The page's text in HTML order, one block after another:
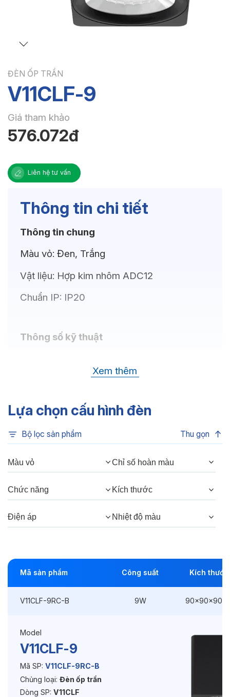
ĐÈN ỐP TRẦN
V11CLF-9
Giá tham khảo
576.072đ
Liên hệ tư vấn
Thông tin chi tiết
Thông tin chung
Màu vỏ: Đen, Trắng
Vật liệu: Hợp kim nhôm ADC12
Chuẩn IP: IP20
Thông số kỹ thuật
3CCT, 4000K, 6500K,
Chỉ số hoàn màu: CRI80
Quang thông:990lm(N), 990lm(C),
Thông số Điện & Lắp đặt
Kiểu lắp đặt:Lắp nổi
Điện áp:220VAC, 50Hz
Độ bền & tùy chọn mở rộng
Tuổi thọ:>30000h
Bảo hành:3 năm
Xem thêm
Lựa chọn cấu hình đèn
Bộ lọc sản phẩm Thu gọn
Màu vỏ Chỉ số hoàn màu
Chức năng Kích thước
Điện áp Nhiệt độ màu
Mã sản phẩm Công suất Kích thước
V11CLF-9RC-B 9W
Model
V11CLF-9
Mã SP: V11CLF-9RC-B
Chủng loại: Đèn ốp trần
Dòng SP: V11CLF